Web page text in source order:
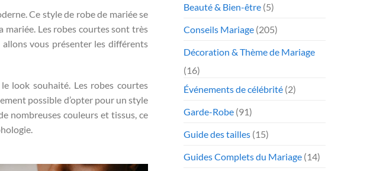
Ce style de robe de mariée se
mariée. Les robes courtes sont très
vous présenter les différents
look souhaité. Les robes courtes
possible d’opter pour un style
nombreuses couleurs et tissus, ce
Beauté & Bien-être (5)
Conseils Mariage (205)
Décoration & Thème de Mariage
(16)
Événements de célébrité (2)
Garde-Robe (91)
Guide des tailles (15)
Guides Complets du Mariage (14)